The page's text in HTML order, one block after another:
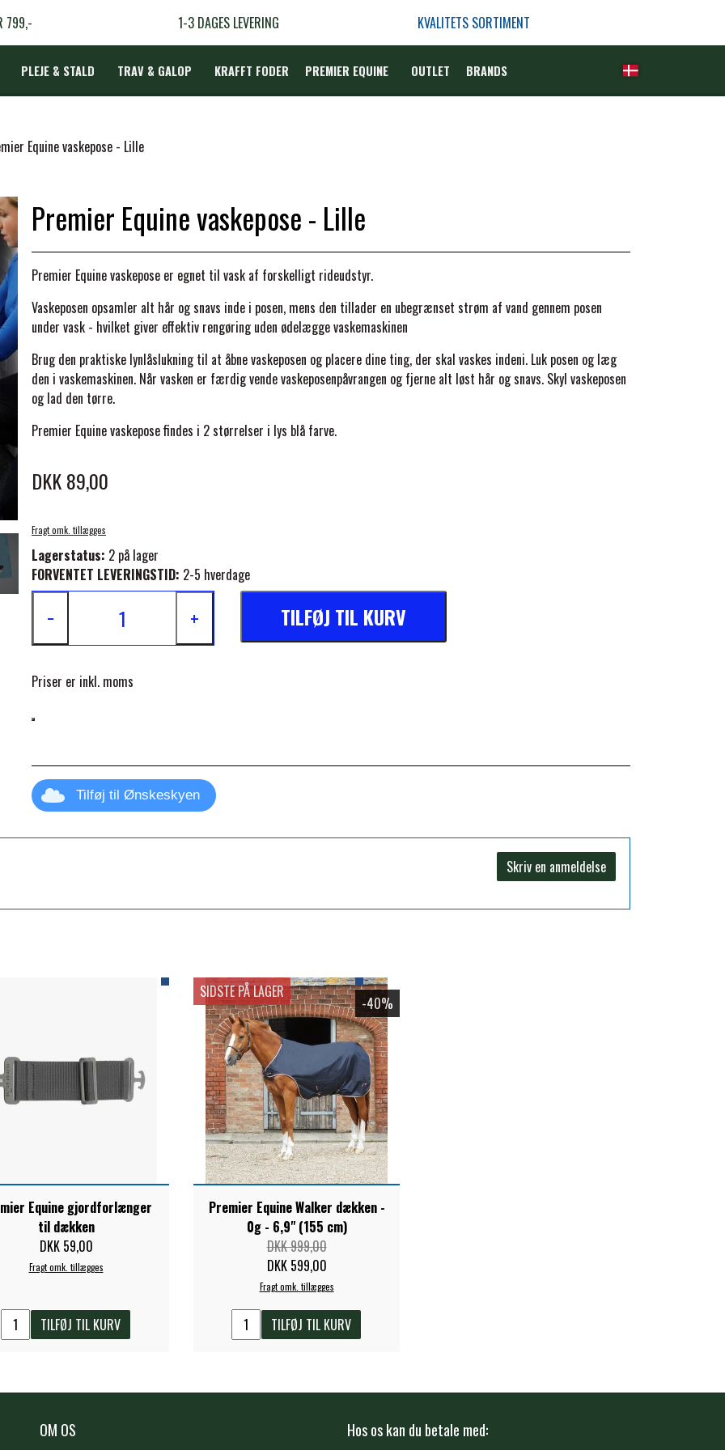
799,- 1-3 DAGES LEVERING KVALITETS SORTIMENT
PLEJE & STALD TRAV & GALOP KRAFFT FODER PREMIER EQUINE OUTLET BRANDS
Equine vaskepose - Lille
Premier Equine vaskepose - Lille
Premier Equine vaskepose er egnet til vask af forskelligt rideudstyr.
Vaskeposen opsamler alt hår og snavs inde i posen, mens den tillader en ubegrænset strøm af vand gennem posen
under vask - hvilket giver effektiv rengøring uden ødelægge vaskemaskinen
Brug den praktiske lynlåslukning til at åbne vaskeposen og placere dine ting, der skal vaskes indeni. Luk posen og læg
den i vaskemaskinen. Når vasken er færdig vende vaskeposenpåvrangen og fjerne alt løst hår og snavs. Skyl vaskeposen
og lad den tørre.
Premier Equine vaskepose findes i 2 størrelser i lys blå farve.
DKK 89,00
Fragt omk. tillægges
Lagerstatus: 2 på lager
FORVENTET LEVERINGSTID: 2-5 hverdage
− + TILFØJ TIL KURV
Priser er inkl. moms
Tilføj til Ønskeskyen
Skriv en anmeldelse
Equine gjordforlænger
til dækken
DKK 59,00
Fragt omk. tillægges
TILFØJ TIL KURV
SIDSTE PÅ LAGER
-40%
Premier Equine Walker dækken -
0g - 6,9" (155 cm)
DKK 999,00
DKK 599,00
Fragt omk. tillægges
TILFØJ TIL KURV
OM OS Hos os kan du betale med: